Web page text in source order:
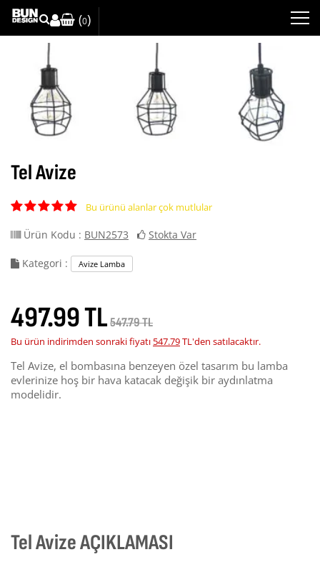
(0)
Tel Avize
Bu ürünü alanlar çok mutlular
Ürün Kodu : BUN2573 Stokta Var
Kategori : Avize Lamba
497.99 TL547.79 TL
Bu ürün indirimden sonraki fiyatı 547.79TL'den satılacaktır.
Tel Avize, el bombasına benzeyen özel tasarım bu lamba
evlerinize hoş bir hava katacak değişik bir aydınlatma
modelidir.
Tel Avize AÇIKLAMASI